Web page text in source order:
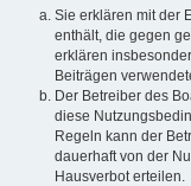
Sie erklären mit der
enthält, die gegen
erklären
Beiträgen
Der Betreiber des
diese
Regeln kann der
dauerhaft von der
Hausverbot erteilen.